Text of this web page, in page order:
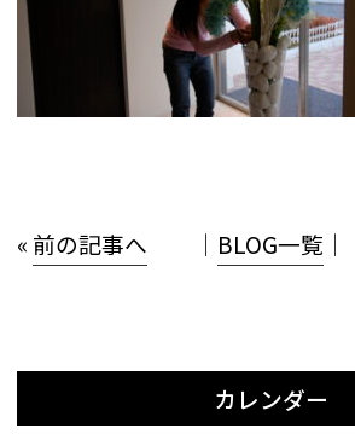
« 前の記事へ │ BLOG一覧 │
カレンダー